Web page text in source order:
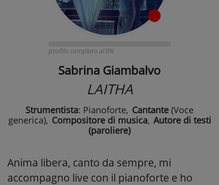
profilo completo al 0%
Sabrina Giambalvo
LAITHA
Strumentista: Pianoforte, Cantante (Voce
generica), Compositore di musica, Autore di testi
(paroliere)
Anima libera, canto da sempre, mi
accompagno live con il pianoforte e ho